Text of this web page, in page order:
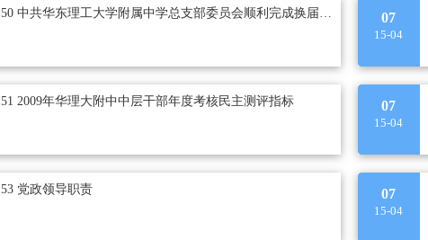
50 中共华东理工大学附属中学总支部委员会顺利完成换届改选 07
15-04
51 2009年华理大附中中层干部年度考核民主测评指标 07
15-04
53 党政领导职责 07
15-04